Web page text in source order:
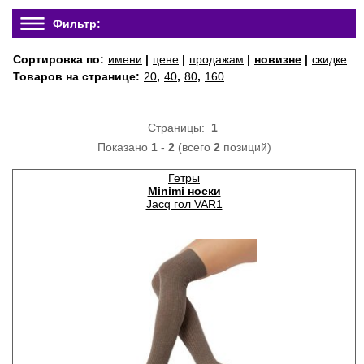
Фильтр:
Сортировка по: имени | цене | продажам | новизне | скидке
Товаров на странице: 20, 40, 80, 160
Страницы: 1
Показано 1- 2 (всего 2 позиций)
Гетры
Minimi носки
Jacq гол VAR1